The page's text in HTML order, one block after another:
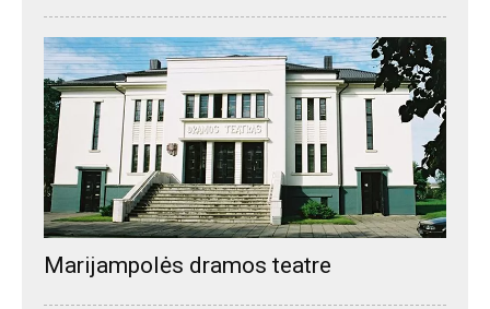
Marijampolės dramos teatre